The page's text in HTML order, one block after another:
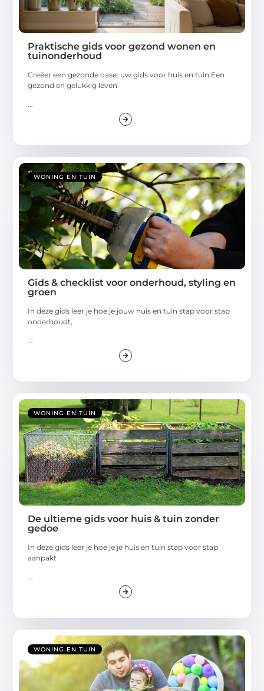
Praktische gids voor gezond wonen en
tuinonderhoud
Creëer een gezonde oase: uw gids voor huis en tuin Een
gezond en gelukkig leven
...
WONING EN TUIN
Gids & checklist voor onderhoud, styling en
groen
In deze gids leer je hoe je jouw huis en tuin stap voor stap
onderhoudt,
...
WONING EN TUIN
De ultieme gids voor huis & tuin zonder
gedoe
In deze gids leer je hoe je je huis en tuin stap voor stap
aanpakt
...
WONING EN TUIN